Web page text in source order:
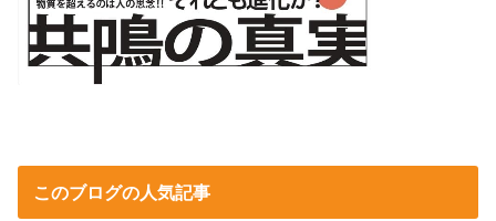
このブログの人気記事